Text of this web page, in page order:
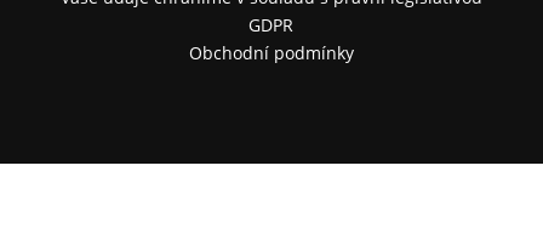
GDPR
Obchodní podmínky